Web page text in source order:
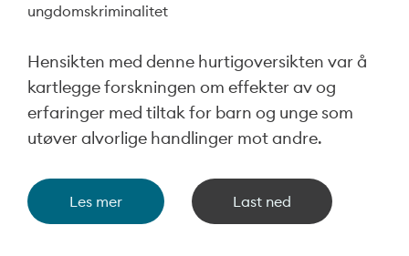
ungdomskriminalitet
Hensikten med denne hurtigoversikten var å
kartlegge forskningen om effekter av og
erfaringer med tiltak for barn og unge som
utøver alvorlige handlinger mot andre.
Les mer Last ned